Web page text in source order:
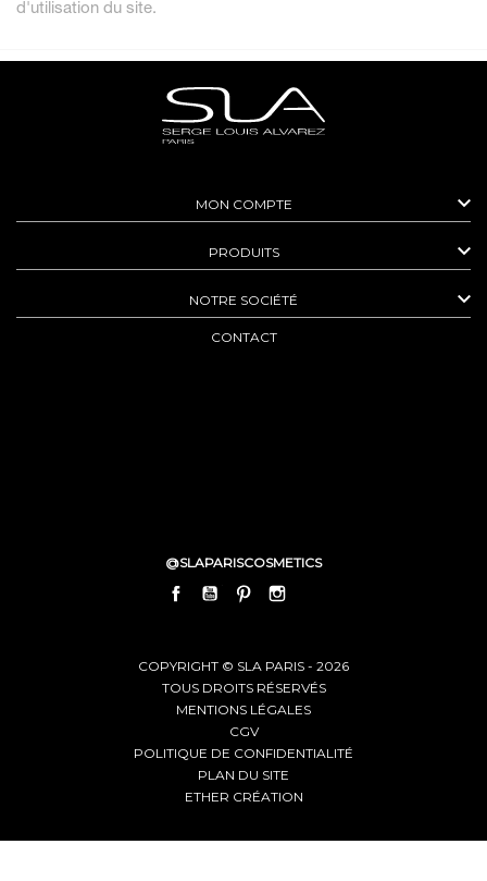
d'utilisation du site.
MON COMPTE 
PRODUITS 
NOTRE SOCIÉTÉ 
CONTACT
@SLAPARISCOSMETICS
FACEBOOKYOUTUBEPINTEREST
COPYRIGHT © SLA PARIS - 2026
TOUS DROITS RÉSERVÉS
MENTIONS LÉGALES
CGV
POLITIQUE DE CONFIDENTIALITÉ
PLAN DU SITE
ETHER CRÉATION